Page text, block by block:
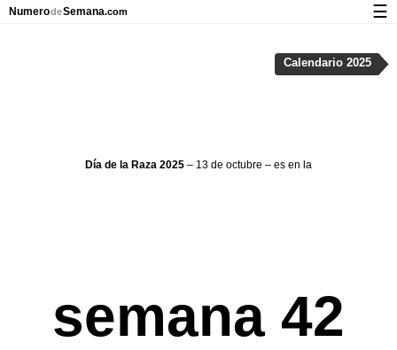
Día de la Raza 2025 – 13 de octubre – es en la
semana 42
Calendario 2025
NumerodeSemana.com ☰